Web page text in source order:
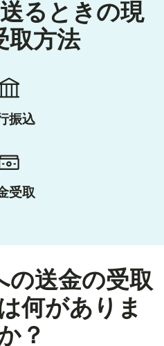
るときの現
取方法
振込
受取
の送金の受取
何がありま
？